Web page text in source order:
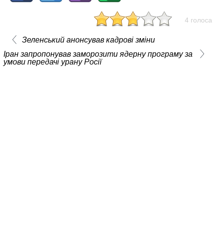
4 голоса
Зеленський анонсував кадрові зміни
Іран запропонував заморозити ядерну програму за
умови передачі урану Росії